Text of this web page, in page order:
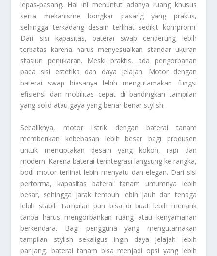
lepas-pasang. Hal ini menuntut adanya ruang khusus
serta mekanisme bongkar pasang yang praktis,
sehingga terkadang desain terlihat sedikit kompromi.
Dari sisi kapasitas, baterai swap cenderung lebih
terbatas karena harus menyesuaikan standar ukuran
stasiun penukaran. Meski praktis, ada pengorbanan
pada sisi estetika dan daya jelajah. Motor dengan
baterai swap biasanya lebih mengutamakan fungsi
efisiensi dan mobilitas cepat di bandingkan tampilan
yang solid atau gaya yang benar-benar stylish.
Sebaliknya, motor listrik dengan baterai tanam
memberikan kebebasan lebih besar bagi produsen
untuk menciptakan desain yang kokoh, rapi dan
modern. Karena baterai terintegrasi langsung ke rangka,
bodi motor terlihat lebih menyatu dan elegan. Dari sisi
performa, kapasitas baterai tanam umumnya lebih
besar, sehingga jarak tempuh lebih jauh dan tenaga
lebih stabil. Tampilan pun bisa di buat lebih menarik
tanpa harus mengorbankan ruang atau kenyamanan
berkendara. Bagi pengguna yang mengutamakan
tampilan stylish sekaligus ingin daya jelajah lebih
panjang, baterai tanam bisa menjadi opsi yang lebih